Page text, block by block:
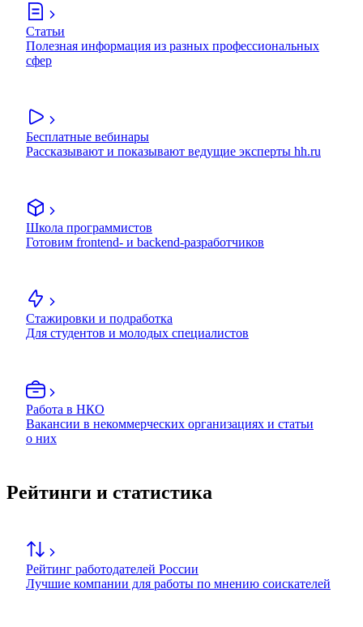
Статьи
Полезная информация из разных профессиональных
сфер
Бесплатные вебинары
Рассказывают и показывают ведущие эксперты hh.ru
Школа программистов
Готовим frontend- и backend-разработчиков
Стажировки и подработка
Для студентов и молодых специалистов
Работа в НКО
Вакансии в некоммерческих организациях и статьи
о них
Рейтинги и статистика
Рейтинг работодателей России
Лучшие компании для работы по мнению соискателей